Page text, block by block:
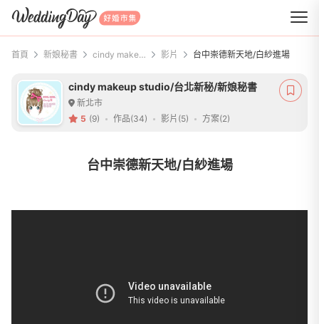
WeddingDay 好婚市集
首頁 新娘秘書 cindy makeup studio/台北新秘/新娘秘書 影片 台中崇德新天地/白紗進場
cindy makeup studio/台北新秘/新娘秘書
新北市
5 (9) 作品(34) 影片(5) 方案(2)
台中崇德新天地/白紗進場